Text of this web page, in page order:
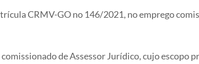
CRMV-GO no 146/2021, no emprego
de Assessor Jurídico, cujo escopo